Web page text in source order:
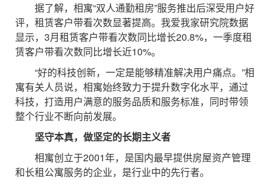
据了解，相寓“双人通勤租房”服务推出后深受用户好
评，租赁客户带看次数显著提高。我爱我家研究院数据
显示，3月租赁客户带看次数同比增长20.8%，一季度租
赁客户带看次数同比增长近10%。
“好的科技创新，一定是能够精准解决用户痛点。”相
寓有关人员说，相寓始终致力于提升数字化水平，通过
科技，打造用户满意的服务品质和服务标准，同时带领
整个行业不断向前发展。
坚守本真，做坚定的长期主义者
相寓创立于2001年，是国内最早提供房屋资产管理
和长租公寓服务的企业，是行业中的先行者。